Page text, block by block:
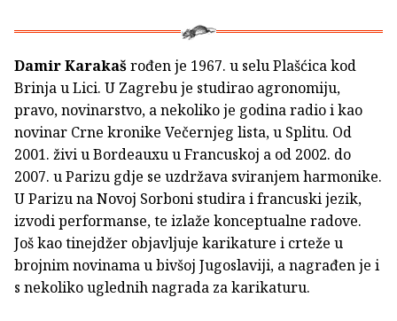
Damir Karakašrođen je 1967. u selu Plašćica kod
Brinja u Lici. U Zagrebu je studirao agronomiju,
pravo, novinarstvo, a nekoliko je godina radio i kao
novinar Crne kronike Večernjeg lista, u Splitu. Od
2001. živi u Bordeauxu u Francuskoj a od 2002. do
2007. u Parizu gdje se uzdržava sviranjem harmonike.
U Parizu na Novoj Sorboni studira i francuski jezik,
izvodi performanse, te izlaže konceptualne radove.
Još kao tinejdžer objavljuje karikature i crteže u
brojnim novinama u bivšoj Jugoslaviji, a nagrađen je i
s nekoliko uglednih nagrada za karikaturu.